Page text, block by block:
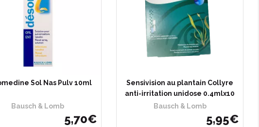
Sol Nas Pulv 10ml
Bausch & Lomb
5,70€
Sensivision au plantain Collyre
anti-irritation unidose 0.4mlx10
Bausch & Lomb
5,95€